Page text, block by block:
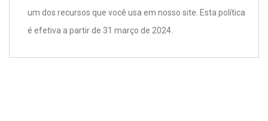
um dos recursos que você usa em nosso site. Esta política
é efetiva a partir de 31 março de 2024.